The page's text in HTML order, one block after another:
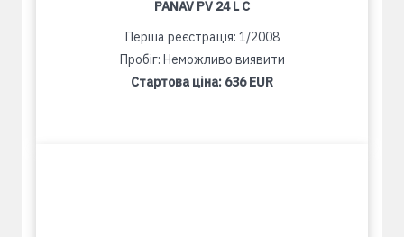
PANAV PV 24 L C
Перша реєстрація: 1/2008
Пробіг: Неможливо виявити
Стартова ціна: 636 EUR